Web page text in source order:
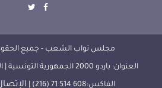
مجلس نواب الشعب - جميع الحقوق
الفاكس:608 514 71 (216) |